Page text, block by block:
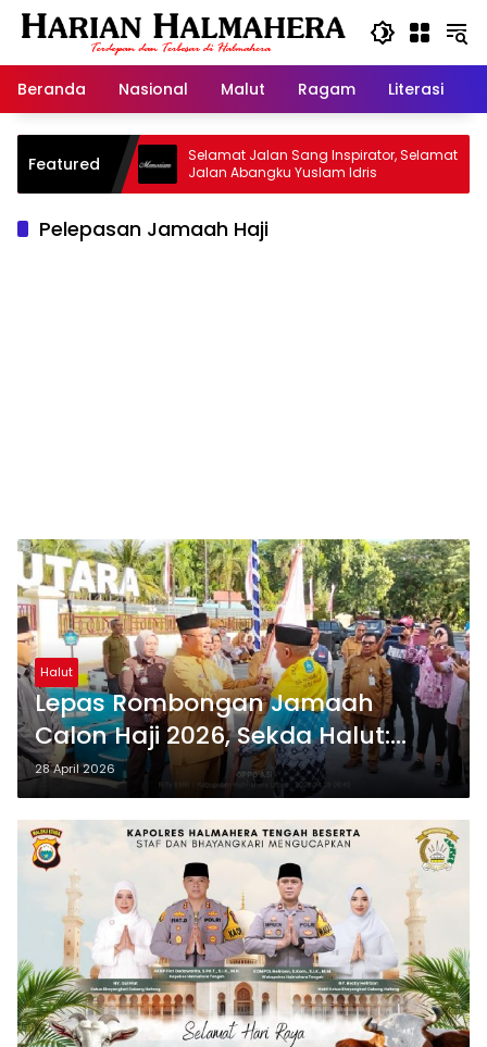
Langsung
Beranda
Nasional Malut Ragam Literasi
Featured
Warisan
Selamat Jalan Sang Inspirator, Selamat
Jalan Abangku Yuslam Idris
Pelepasan Jamaah Haji
Halut
Lepas Rombongan Jamaah
Calon Haji 2026, Sekda Halut:
Do’akan Kebihinekaan Kita Tetap
Terjaga
28 April 2026